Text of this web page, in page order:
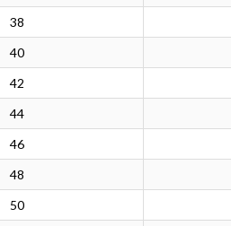
38
40
42
44
46
48
50